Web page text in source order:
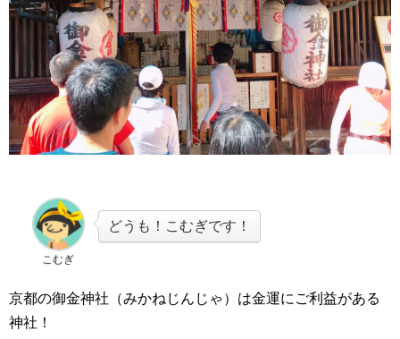
こむぎ
どうも！こむぎです！
京都の御金神社（みかねじんじゃ）は金運にご利益がある
神社！